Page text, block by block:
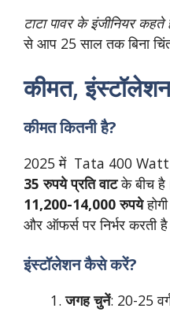
टाटा पावर के इंजीनियर कहते
से आप 25 साल तक बिना
कीमत,
कीमत कितनी है?
2025 में Tata 400 Watt
35 रुपये प्रति वाटके बीच
11,200-14,000 रुपये
और ऑफर्स पर निर्भर करती
इंस्टॉलेशन कैसे करें?
जगह चुनें: 20-25